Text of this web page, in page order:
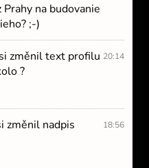
na budovanie
;-)
si změnil text profilu 20:14
?
změnil nadpis 18:56